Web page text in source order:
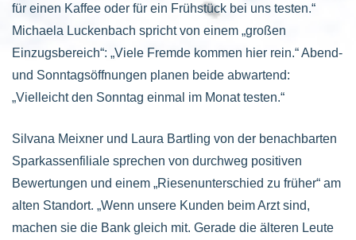
für einen Kaffee oder für ein Frühstück bei uns testen.“
Michaela Luckenbach spricht von einem „großen
Einzugsbereich“: „Viele Fremde kommen hier rein.“ Abend-
und Sonntagsöffnungen planen beide abwartend:
„Vielleicht den Sonntag einmal im Monat testen.“
Silvana Meixner und Laura Bartling von der benachbarten
Sparkassenfiliale sprechen von durchweg positiven
Bewertungen und einem „Riesenunterschied zu früher“ am
alten Standort. „Wenn unsere Kunden beim Arzt sind,
machen sie die Bank gleich mit. Gerade die älteren Leute